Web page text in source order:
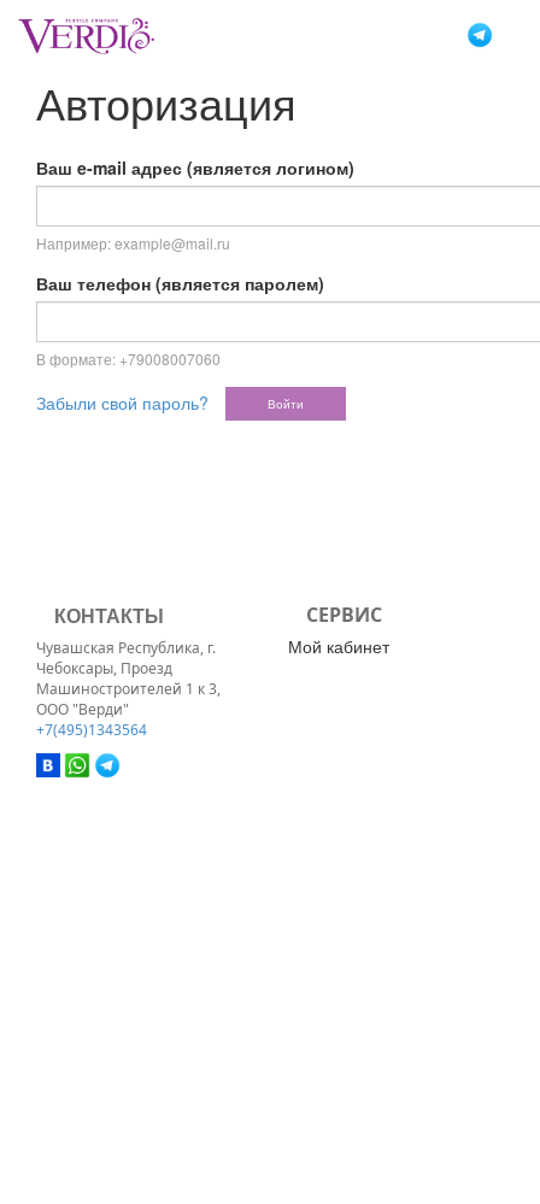
основному
содержанию
Авторизация
Ваш e-mail адрес (является логином)
Например: example@mail.ru
Ваш телефон (является паролем)
В формате: +79008007060
Забыли свой пароль?
КОНТАКТЫ
Чувашская Республика, г.
Чебоксары, Проезд
Машиностроителей 1 к 3,
ООО "Верди"
+7(495)1343564
СЕРВИС
Мой кабинет